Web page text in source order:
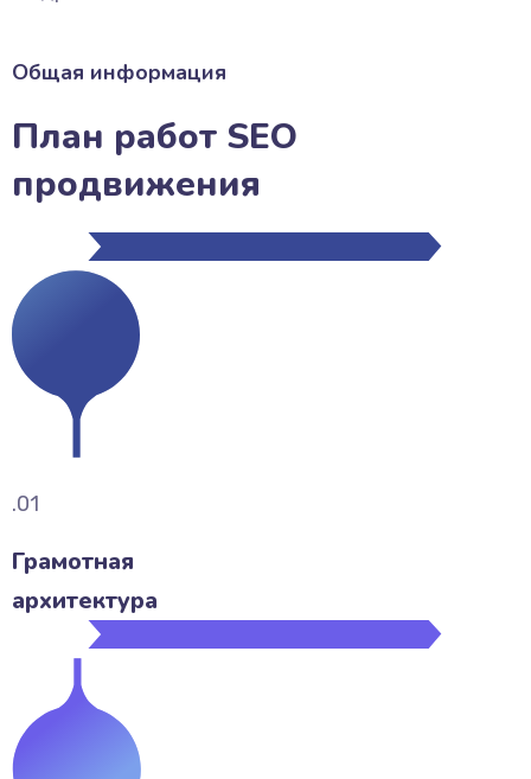
Общая информация
План работ SEO
продвижения
.01
Грамотная
архитектура